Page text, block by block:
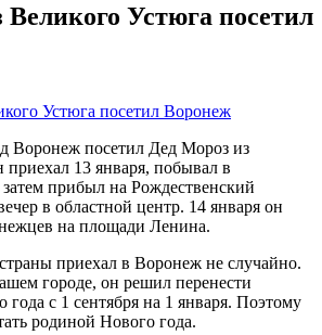
Устюга посетил
Воронеж посетил Дед Мороз из
13 января, побывал в
прибыл на Рождественский
в областной центр. 14 января он
на площади Ленина.
приехал в Воронеж не случайно.
городе, он решил перенести
года с 1 сентября на 1 января. Поэтому
родиной Нового года.